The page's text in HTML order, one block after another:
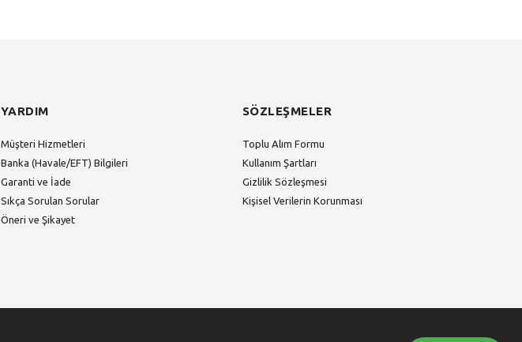
YARDIM
Müşteri Hizmetleri
Banka (Havale/EFT) Bilgileri
Garanti ve İade
Sıkça Sorulan Sorular
Öneri ve Şikayet
SÖZLEŞMELER
Toplu Alım Formu
Kullanım Şartları
Gizlilik Sözleşmesi
Kişisel Verilerin Korunması